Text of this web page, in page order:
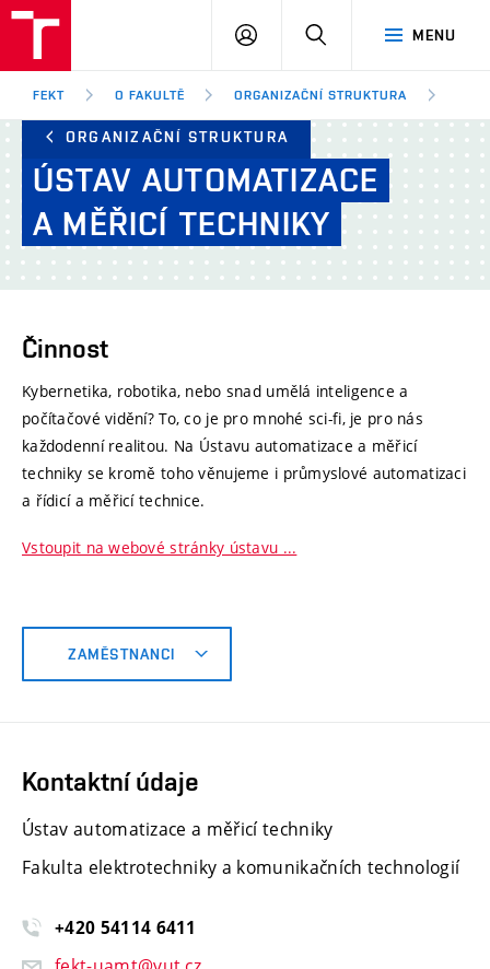
Brno
MENU
PŘIHLÁSIT
FEKT O FAKULTĚ ORGANIZAČNÍ STRUKTURA
ORGANIZAČNÍ STRUKTURA
ÚSTAV AUTOMATIZACE
A MĚŘICÍ TECHNIKY
Činnost
Kybernetika, robotika, nebo snad umělá inteligence a
počítačové vidění? To, co je pro mnohé sci-fi, je pro nás
každodenní realitou. Na Ústavu automatizace a měřicí
techniky se kromě toho věnujeme i průmyslové automatizaci
a řídicí a měřicí technice.
Vstoupit na webové stránky ústavu ...
ZAMĚSTNANCI
Kontaktní údaje
Ústav automatizace a měřicí techniky
Fakulta elektrotechniky a komunikačních technologií
+420 54114 6411